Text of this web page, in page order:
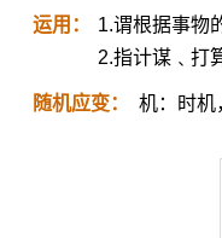
运用：
1.谓根据事物
2.指计谋﹑打
随机应变： 机：时机